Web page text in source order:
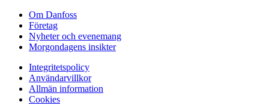
Om Danfoss
Företag
Nyheter och evenemang
Morgondagens insikter
Integritetspolicy
Användarvillkor
Allmän information
Cookies